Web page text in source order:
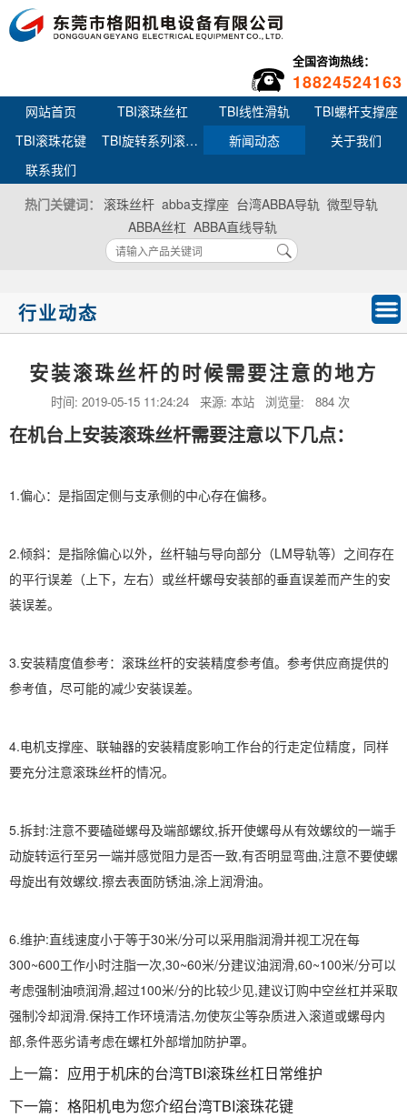
全国咨询热线：
18824524163
网站首页 TBI滚珠丝杠 TBI线性滑轨
TBI螺杆支撑座
TBI滚珠花键
TBI旋转系列滚珠丝杆花键 新闻动态
关于我们
联系我们
热门关键词： 滚珠丝杆 abba支撑座 台湾ABBA导轨 微型导轨
ABBA丝杠 ABBA直线导轨
行业动态
安装滚珠丝杆的时候需要注意的地方
时间: 2019-05-15 11:24:24来源: 本站 浏览量: 884 次
在机台上安装滚珠丝杆需要注意以下几点：
1.偏心：是指固定侧与支承侧的中心存在偏移。
2.倾斜：是指除偏心以外，丝杆轴与导向部分（LM导轨等）之间存在
的平行误差（上下，左右）或丝杆螺母安装部的垂直误差而产生的安
装误差。
3.安装精度值参考：滚珠丝杆的安装精度参考值。参考供应商提供的
参考值，尽可能的减少安装误差。
4.电机支撑座、联轴器的安装精度影响工作台的行走定位精度，同样
要充分注意滚珠丝杆的情况。
5.拆封:注意不要磕碰螺母及端部螺纹,拆开使螺母从有效螺纹的一端手
动旋转运行至另一端并感觉阻力是否一致,有否明显弯曲,注意不要使螺
母旋出有效螺纹.擦去表面防锈油,涂上润滑油。
6.维护:直线速度小于等于30米/分可以采用脂润滑并视工况在每
300~600工作小时注脂一次,30~60米/分建议油润滑,60~100米/分可以
考虑强制油喷润滑,超过100米/分的比较少见,建议订购中空丝杠并采取
强制冷却润滑.保持工作环境清洁,勿使灰尘等杂质进入滚道或螺母内
部,条件恶劣请考虑在螺杠外部增加防护罩。
上一篇： 应用于机床的台湾TBI滚珠丝杠日常维护
下一篇： 格阳机电为您介绍台湾TBI滚珠花键